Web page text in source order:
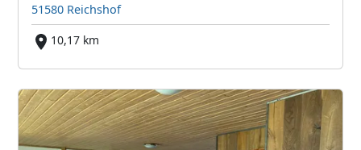
51580 Reichshof
10,17 km